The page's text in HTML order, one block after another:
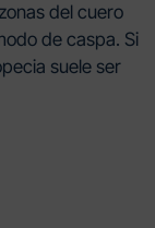
del cuero
de caspa. Si
suele ser